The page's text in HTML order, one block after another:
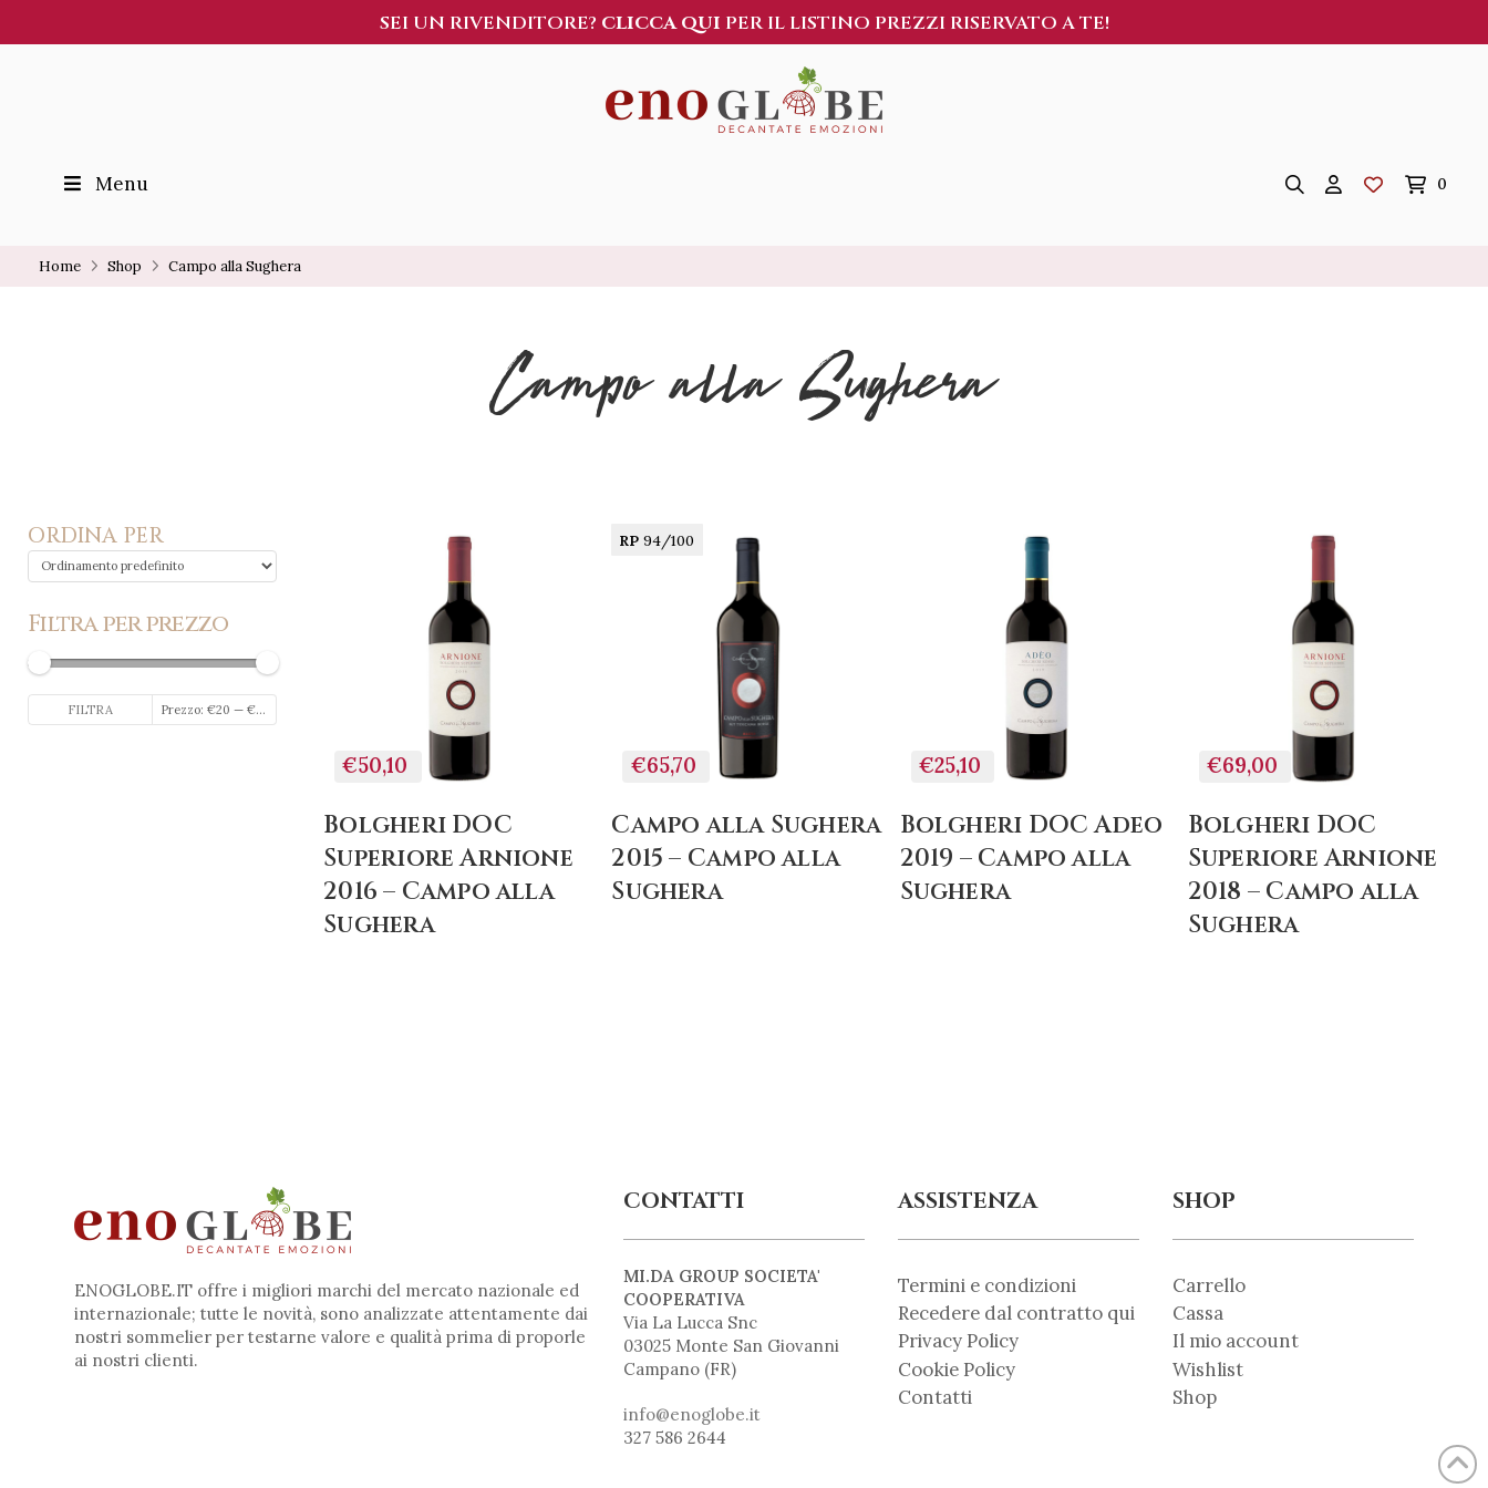
SEI UN RIVENDITORE? CLICCA QUI PER IL LISTINO PREZZI RISERVATO A TE!
Menu 0
Home Shop Campo alla Sughera
Campo alla Sughera
ORDINA PER
Filtra per prezzo
Prezzo
Min
Prezzo
Max
FILTRA Prezzo: €20 — €70
€50,10
Bolgheri DOC
Superiore Arnione
2016 – Campo alla
Sughera
RP 94/100
€65,70
AGGIUNGI
AL
CARRELLO
Campo alla Sughera
2015 – Campo alla
Sughera
€25,10
Bolgheri DOC Adeo
2019 – Campo alla
Sughera
€69,00
AGGIUNGI
AL
CARRELLO
Bolgheri DOC
Superiore Arnione
2018 – Campo alla
Sughera
ENOGLOBE.IT offre i migliori marchi del mercato nazionale ed
internazionale; tutte le novità, sono analizzate attentamente dai
nostri sommelier per testarne valore e qualità prima di proporle
ai nostri clienti.
CONTATTI
MI.DA GROUP SOCIETA'
COOPERATIVA
Via La Lucca Snc
03025 Monte San Giovanni
Campano (FR)
info@enoglobe.it
327 586 2644
ASSISTENZA
Termini e condizioni
Recedere dal contratto qui
Privacy Policy
Cookie Policy
Contatti
SHOP
Carrello
Cassa
Il mio account
Wishlist
Shop